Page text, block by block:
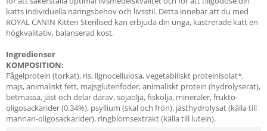
katts individuella näringsbehov och livsstil. Detta innebär att du med
ROYAL CANIN Kitten Sterilised kan erbjuda din unga, kastrerade katt en
högkvalitativ, balanserad kost.
Ingredienser
KOMPOSITION:
Fågelprotein (torkat), ris, lignocellulosa, vegetabiliskt proteinisolat*,
majs, animaliskt fett, majsglutenfoder, animaliskt protein (hydrolyserat),
betmassa, jäst och delar därav, sojaolja, fiskolja, mineraler, frukto-
oligosackarider (0,34%), psyllium (skal och frön), jästhydrolysat (källa till
mannan-oligosackarider), ringblomsextrakt (källa till lutein).